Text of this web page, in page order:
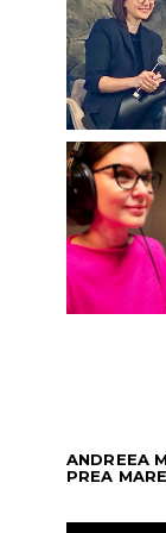
ANDREEA
PREA